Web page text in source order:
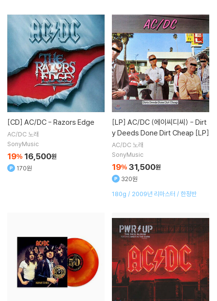
[CD] AC/DC - Razors Edge
AC/DC 노래
SonyMusic
19% 16,500원
170원
[LP] AC/DC (에이씨디씨) - Dirt
y Deeds Done Dirt Cheap [LP]
AC/DC 노래
SonyMusic
19% 31,500원
320원
180g / 2009년 리마스터 / 한정반